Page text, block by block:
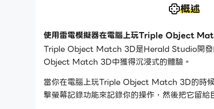
概述
使用雷電模擬器在電腦上玩Triple Object
Triple Object Match 3D是Herald Studio開發
Object Match 3D中獲得沉浸式的體驗。
當你在電腦上玩Triple Object Match 3D的時候
擊螢幕記錄功能來記錄你的操作，然後把它留